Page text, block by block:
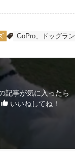
GoPro、ドッグラン
記事が気に入ったら
いいねしてね！